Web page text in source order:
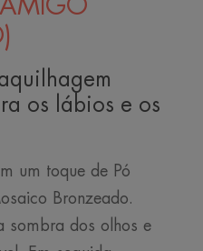
os lábios e os
um toque de Pó
Bronzeado.
sombra dos olhos e